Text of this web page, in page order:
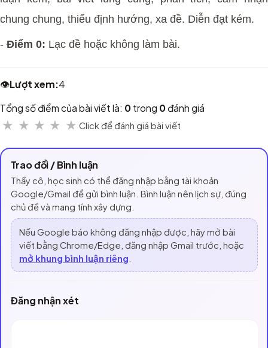
chung chung, thiếu định hướng, xa đề. Diễn đạt kém.
- Điểm 0: Lạc đề hoặc không làm bài.
👁️Lượt xem:4
Tổng số điểm của bài viết là: 0 trong 0 đánh giá
★ ★ ★ ★ ★ Click để đánh giá bài viết
Trao đổi / Bình luận
Thầy cô, học sinh có thể đăng nhập bằng tài khoản
Google/Gmail để gửi bình luận. Bình luận nên lịch sự, đúng
chủ đề và mang tính xây dựng.
Nếu Google báo không đăng nhập được, hãy mở bài
viết bằng Chrome/Edge, đăng nhập Gmail trước, hoặc
mở khung bình luận riêng
Đăng nhận xét